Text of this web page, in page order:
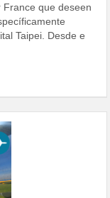
France que deseen
Taipei. Desde e